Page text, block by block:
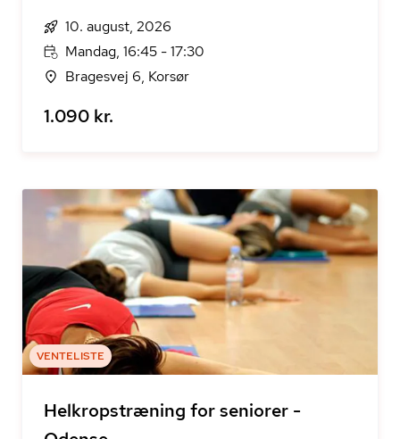
10. august, 2026
Mandag, 16:45 - 17:30
Bragesvej 6, Korsør
1.090 kr.
VENTELISTE
Helkropstræning for seniorer -